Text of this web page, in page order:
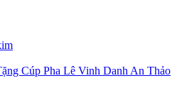
Cúp Pha Lê Vinh Danh An Thảo